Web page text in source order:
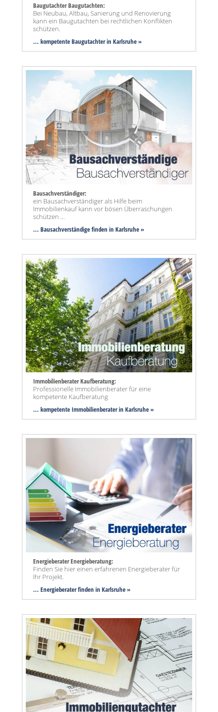
Baugutachter Baugutachten:
Bei Neubau, Altbau, Sanierung und Renovierung
kann ein Baugutachten bei rechtlichen Konflikten
schützen.
... kompetente Baugutachter in Karlsruhe »
Bausachverständiger:
ein Bausachverständiger als Hilfe beim
Immobilienkauf kann vor bösen Überraschungen
schützen ...
... Bausachverständige finden in Karlsruhe »
Immobilienberater Kaufberatung:
Professionelle Immobilienberater für eine
kompetente Kaufberatung
... kompetente Immobilienberater in Karlsruhe »
Energieberater Energieberatung:
Finden Sie hier einen erfahrenen Energieberater für
Ihr Projekt.
... Energieberater finden in Karlsruhe »